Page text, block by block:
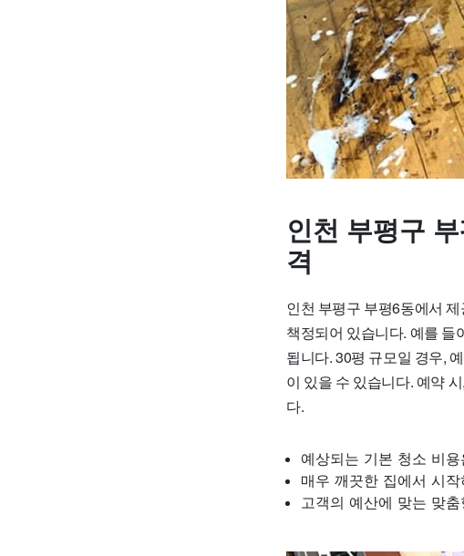
인천 부평구
격
인천 부평구 부평6동에서
책정되어 있습니다. 예를 들
됩니다. 30평 규모일 경우,
이 있을 수 있습니다. 예약
다.
예상되는 기본 청소 비
매우 깨끗한 집에서 시
고객의 예산에 맞는 맞